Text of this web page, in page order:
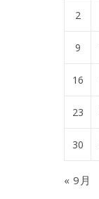
2
9
16
23
30
« 9月